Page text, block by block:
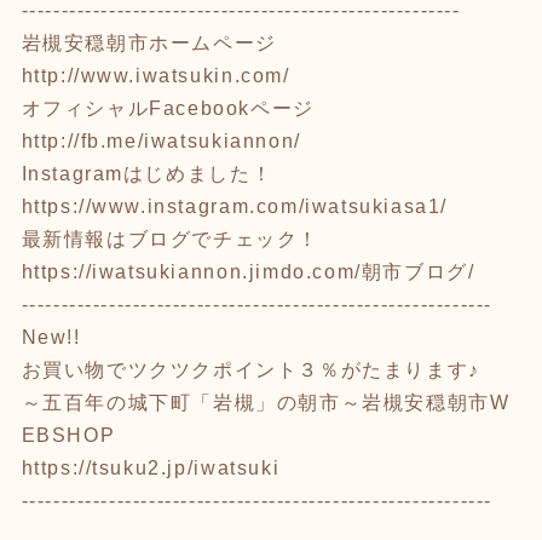
-------------------------------------------------------
岩槻安穏朝市ホームページ
http://www.iwatsukin.com/
オフィシャルFacebookページ
http://fb.me/iwatsukiannon/
Instagramはじめました！
https://www.instagram.com/iwatsukiasa1/
最新情報はブログでチェック！
https://iwatsukiannon.jimdo.com/朝市ブログ/
-----------------------------------------------------------
New!!
お買い物でツクツクポイント３％がたまります♪
～五百年の城下町「岩槻」の朝市～岩槻安穏朝市W
EBSHOP
https://tsuku2.jp/iwatsuki
-----------------------------------------------------------